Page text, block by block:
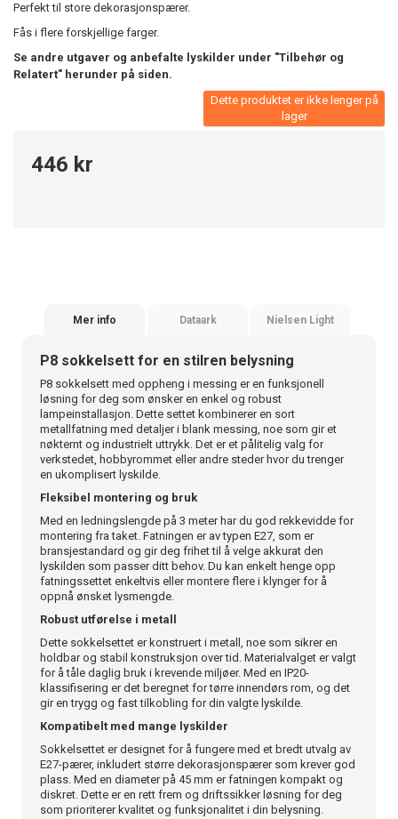
Perfekt til store dekorasjonspærer.
Fås i flere forskjellige farger.
Se andre utgaver og anbefalte lyskilder under "Tilbehør og
Relatert" herunder på siden.
Dette produktet er ikke lenger på
lager
446 kr
Mer info Dataark Nielsen Light
P8 sokkelsett for en stilren belysning
P8 sokkelsett med oppheng i messing er en funksjonell
løsning for deg som ønsker en enkel og robust
lampeinstallasjon. Dette settet kombinerer en sort
metallfatning med detaljer i blank messing, noe som gir et
nøkternt og industrielt uttrykk. Det er et pålitelig valg for
verkstedet, hobbyrommet eller andre steder hvor du trenger
en ukomplisert lyskilde.
Fleksibel montering og bruk
Med en ledningslengde på 3 meter har du god rekkevidde for
montering fra taket. Fatningen er av typen E27, som er
bransjestandard og gir deg frihet til å velge akkurat den
lyskilden som passer ditt behov. Du kan enkelt henge opp
fatningssettet enkeltvis eller montere flere i klynger for å
oppnå ønsket lysmengde.
Robust utførelse i metall
Dette sokkelsettet er konstruert i metall, noe som sikrer en
holdbar og stabil konstruksjon over tid. Materialvalget er valgt
for å tåle daglig bruk i krevende miljøer. Med en IP20-
klassifisering er det beregnet for tørre innendørs rom, og det
gir en trygg og fast tilkobling for din valgte lyskilde.
Kompatibelt med mange lyskilder
Sokkelsettet er designet for å fungere med et bredt utvalg av
E27-pærer, inkludert større dekorasjonspærer som krever god
plass. Med en diameter på 45 mm er fatningen kompakt og
diskret. Dette er en rett frem og driftssikker løsning for deg
som prioriterer kvalitet og funksjonalitet i din belysning.